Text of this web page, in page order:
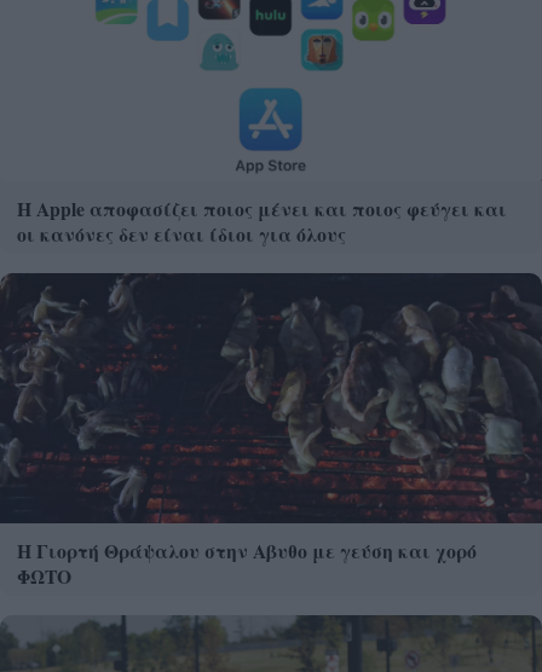
Η Apple αποφασίζει ποιος μένει και ποιος φεύγει και
οι κανόνες δεν είναι ίδιοι για όλους
Η Γιορτή Θράψαλου στην Αβυθο με γεύση και χορό
ΦΩΤΟ